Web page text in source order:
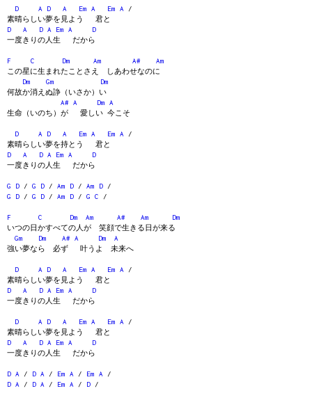
D A D A Em A Em A /
素晴らしい夢を見よう 君と
D
A D A Em A
D
一度きりの人生 だから
F C Dm Am A#
Am
この星に生まれたことさえ しあわせなのに
Dm
Gm
Dm
何故か消えぬ諍（いさか）い
A# A Dm
A
生命（いのち）が 愛しい 今こそ
D A D A Em A Em A /
素晴らしい夢を持とう 君と
D
A D A Em A
D
一度きりの人生 だから
G D / G D / Am D / Am D /
G
D / G D / Am D / G C /
F C Dm Am A# Am
Dm
いつの日かすべての人が 笑顔で生きる日が来る
Gm
Dm A# A Dm
A
強い夢なら 必ず 叶うよ 未来へ
D A D A Em A Em A /
素晴らしい夢を見よう 君と
D
A D A Em A
D
一度きりの人生 だから
D A D A Em A Em A /
素晴らしい夢を見よう 君と
D
A D A Em A
D
一度きりの人生 だから
D A / D A / Em A / Em A /
D A / D A / Em A / D /